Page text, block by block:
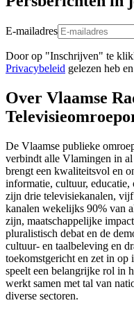
E-mailadres
Door op "Inschrijven" te
Privacybeleid gelezen heb
Over Vlaamse
De Vlaamse publieke
verbindt alle Vlamingen in
brengt een kwaliteitsvol en
informatie, cultuur,
zijn drie televisiekanalen,
kanalen wekelijks 90% van
zijn, maatschappelijke
pluralistisch debat en de
cultuur- en taalbeleving en
toekomstgericht en zet in
speelt een belangrijke rol in
werkt samen met tal van
diverse sectoren.